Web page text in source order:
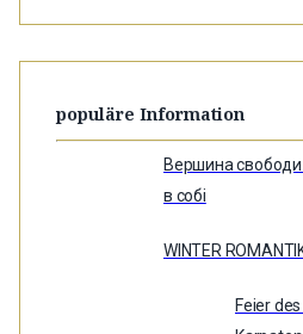
populäre Information
Вершина свободи
в собі
WINTER
Feier